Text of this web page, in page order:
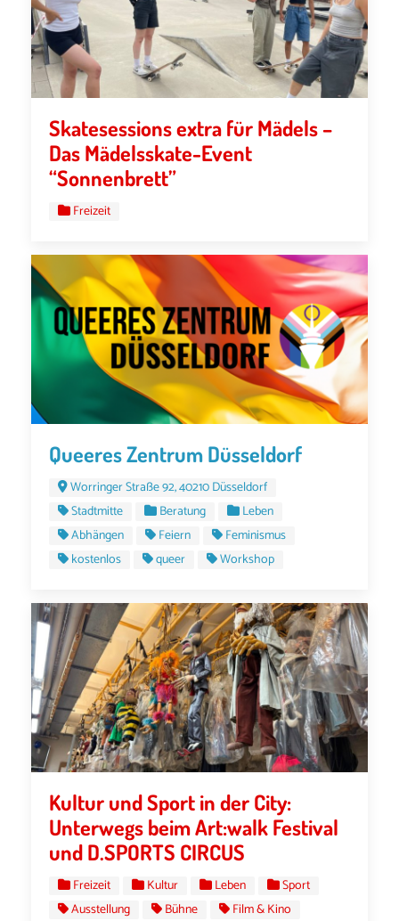
Skatesessions extra für Mädels –
Das Mädelsskate-Event
“Sonnenbrett”
Freizeit
Queeres Zentrum Düsseldorf
Worringer Straße 92, 40210 Düsseldorf
Stadtmitte
Beratung
Leben
Abhängen
Feiern
Feminismus
kostenlos
queer Workshop
Kultur und Sport in der City:
Unterwegs beim Art:walk Festival
und D.SPORTS CIRCUS
Freizeit Kultur Leben
Sport
Ausstellung
Bühne
Film & Kino